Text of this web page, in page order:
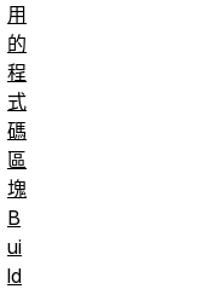
用
的
程
式
碼
區
塊
B
ui
ld